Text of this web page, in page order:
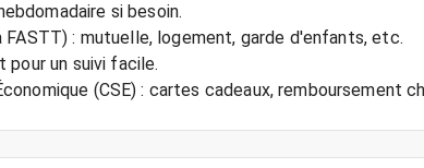
si besoin.
FASTT) : mutuelle, logement, garde d'enfants, etc.
pour un suivi facile.